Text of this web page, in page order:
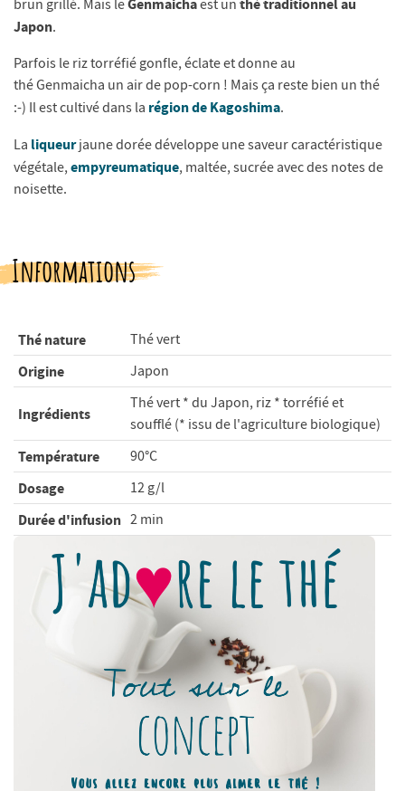
brun grillé. Mais le
est un
Japon.
Parfois le riz torréfié gonfle, éclate et donne au
thé Genmaicha un air de pop-corn ! Mais ça reste bien un thé
:-) Il est cultivé dans la région de Kagoshima.
La liqueurjaune dorée développe une saveur caractéristique
végétale,empyreumatique, maltée, sucrée avec des notes de
noisette.
Informations
Thé nature
Thé vert
Origine
Japon
Ingrédients
Thé vert * du Japon, riz * torréfié et
soufflé (* issu de l'agriculture biologique)
Température
90°C
Dosage
12 g/l
Durée d'infusion 2 min